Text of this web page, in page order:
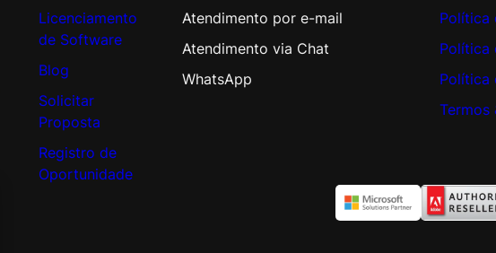
Licenciamento
de Software
Blog
Solicitar
Proposta
Registro de
Oportunidade
Atendimento por e-mail
Atendimento via Chat
WhatsApp
Política
Política
Política
Termos